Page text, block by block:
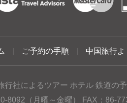
ご予約の手順 中国旅行よ
行社によるツアー ホテル 鉄道の
8092（月曜～金曜） FAX：86-